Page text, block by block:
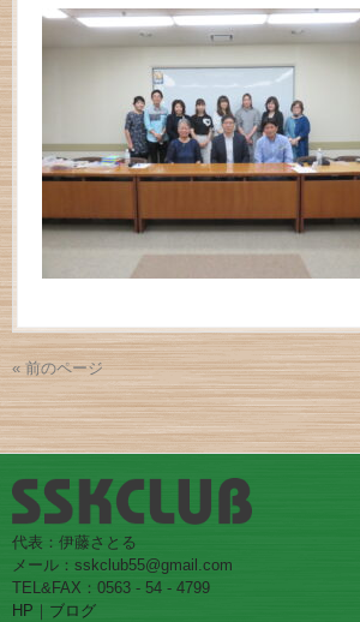
« 前のページ
代表：伊藤さとる
メール：sskclub55@gmail.com
TEL&FAX：0563 - 54 - 4799
HP
ブログ